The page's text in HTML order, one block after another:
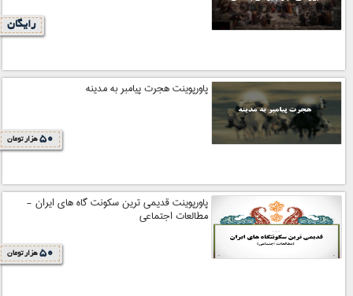
رایگان
پاورپوینت هجرت پیامبر به مدینه
50 هزار تومان
پاورپوینت قدیمی ترین سکونت گاه های ایران -
مطالعات اجتماعی
50 هزار تومان